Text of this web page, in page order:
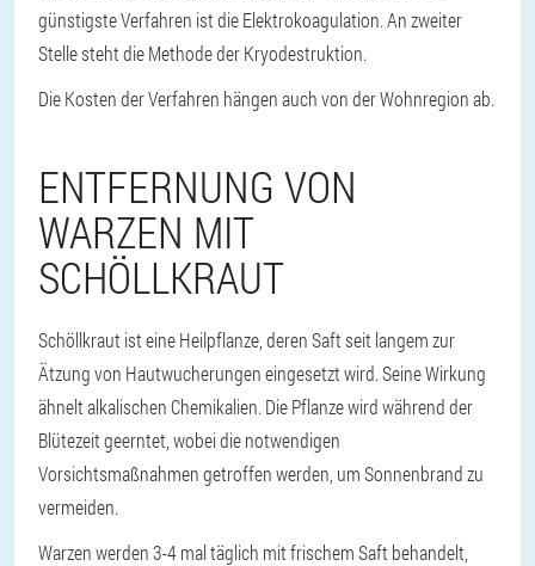
günstigste Verfahren ist die Elektrokoagulation. An zweiter
Stelle steht die Methode der Kryodestruktion.
Die Kosten der Verfahren hängen auch von der Wohnregion ab.
ENTFERNUNG VON
WARZEN MIT
SCHÖLLKRAUT
Schöllkraut ist eine Heilpflanze, deren Saft seit langem zur
Ätzung von Hautwucherungen eingesetzt wird. Seine Wirkung
ähnelt alkalischen Chemikalien. Die Pflanze wird während der
Blütezeit geerntet, wobei die notwendigen
Vorsichtsmaßnahmen getroffen werden, um Sonnenbrand zu
vermeiden.
Warzen werden 3-4 mal täglich mit frischem Saft behandelt,